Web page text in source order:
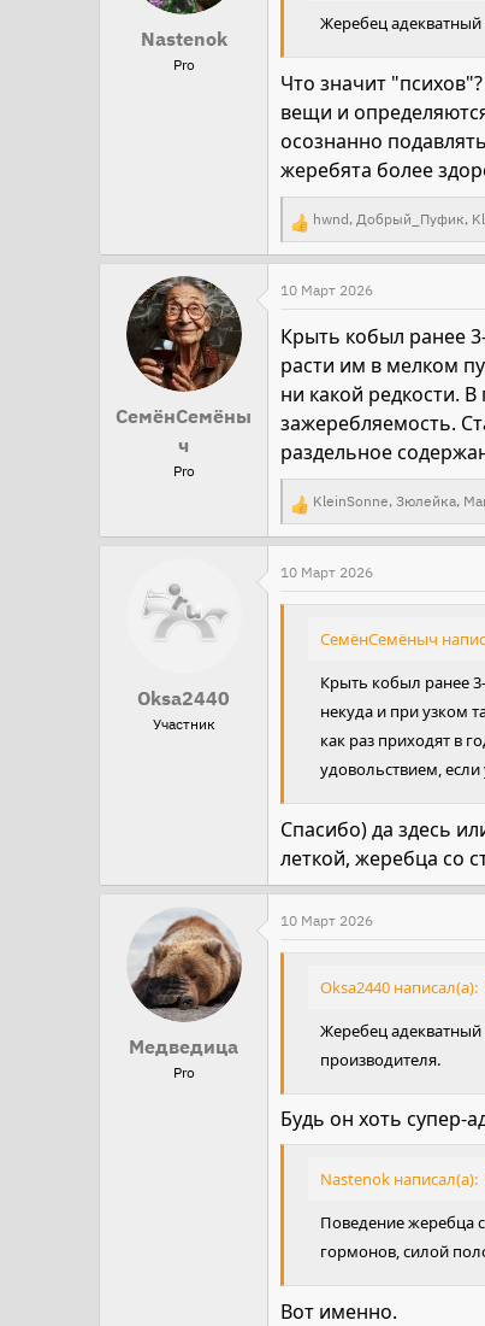
:
Nastenok
Pro
Жеребец адекватный
Что значит
вещи и
осознанно
жеребята более
Р
е
а
ц
и
и
:
hwnd, Добрый_Пуфик,
СемёнСемёны
ч
Pro
10 Март 2026
Крыть кобыл ранее
расти им в мелком
ни какой редкости.
зажеребляемость.
раздельное
Р
е
а
к
KleinSonne, Зюлейка,
Oksa2440
Участник
10 Март 2026
СемёнСемёныч
Крыть кобыл ранее
некуда и при узком
как раз приходят в
удовольствием,
Спасибо) да здесь
леткой, жеребца со
Медведица
Pro
10 Март 2026
Oksa2440 написал(а):
Жеребец адекватный
производителя.
Будь он хоть супер-
Nastenok написал(а):
Поведение жеребца
гормонов, силой
Вот именно.